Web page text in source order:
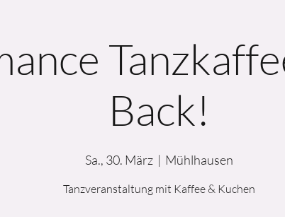
Back!
Sa., 30. März
  |
Mühlhausen
Tanzveranstaltung mit Kaffee & Kuchen